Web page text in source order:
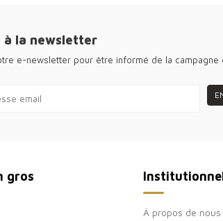
à la newsletter
e-newsletter pour être informé de la campagne
gros
À propos de nous